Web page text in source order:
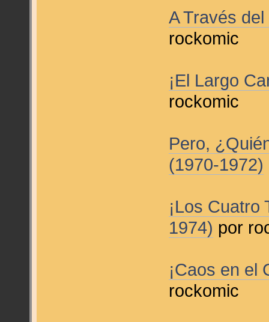
A Través
rockomic
¡El Largo
rockomic
Pero,
(1970-1972)
¡Los Cuatro
1974) por
¡Caos en el
rockomic